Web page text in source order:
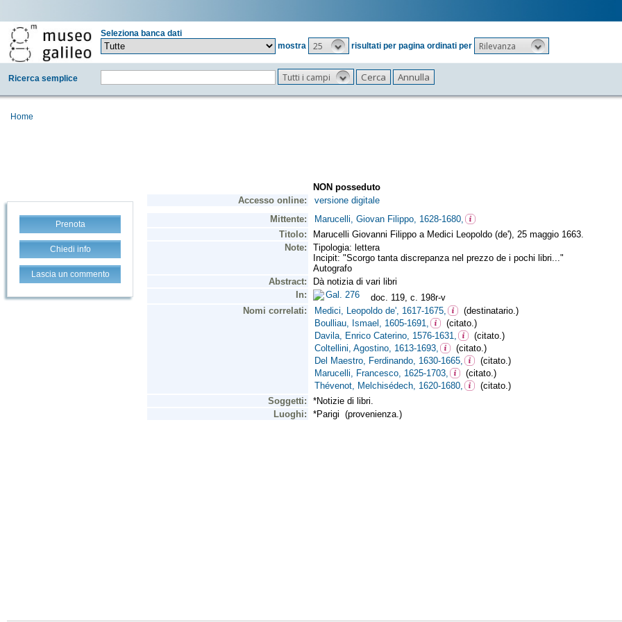
Seleziona banca dati
mostra
25 risultati per pagina ordinati per Rilevanza
Ricerca semplice Tutti i campi
Home
Prenota
Chiedi info
Lascia un commento